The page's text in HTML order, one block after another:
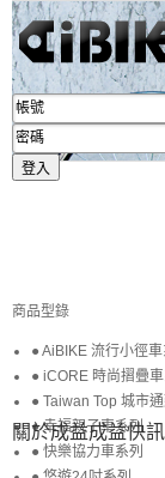
關於成益成益快訊
商品型錄
● AiBIKE 流行小徑車
● iCORE 時尚摺疊車
● Taiwan Top 城市通
● 幸福親子車系列
● 快樂協力車系列